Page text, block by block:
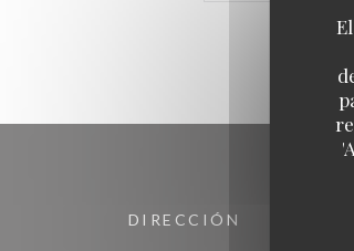
DIRECCIÓN